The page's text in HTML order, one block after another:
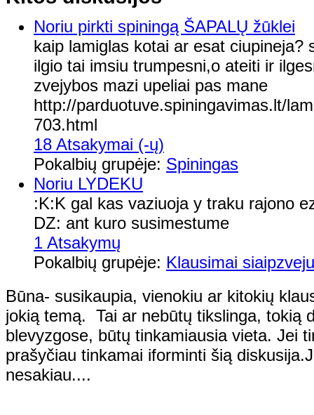
Noriu pirkti spiningą ŠAPALŲ žūklei
kaip lamiglas kotai ar esat ciupineja?
ilgio tai imsiu trumpesni,o ateiti ir
zvejybos mazi upeliai pas mane
http://parduotuve.spiningavimas.lt/
703.html
18 Atsakymai (-ų)
Pokalbių grupėje: Spiningas
Noriu LYDEKU
:K:K gal kas vaziuoja y traku rajono
DZ: ant kuro susimestume
1 Atsakymų
Pokalbių grupėje: Klausimai
Būna- susikaupia, vienokiu ar kitokių
jokią temą. Tai ar nebūtų tikslinga, tokią
blevyzgose, būtų tinkamiausia vieta. Jei
prašyčiau tinkamai iforminti šią
nesakiau....